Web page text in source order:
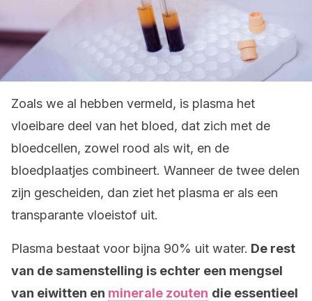
Zoals we al hebben vermeld, is plasma het
vloeibare deel van het bloed, dat zich met de
bloedcellen, zowel rood als wit, en de
bloedplaatjes combineert. Wanneer de twee delen
zijn gescheiden, dan ziet het plasma er als een
transparante vloeistof uit.
Plasma bestaat voor bijna 90% uit water. De rest
van de samenstelling is echter een mengsel
van eiwitten en minerale zouten die essentieel